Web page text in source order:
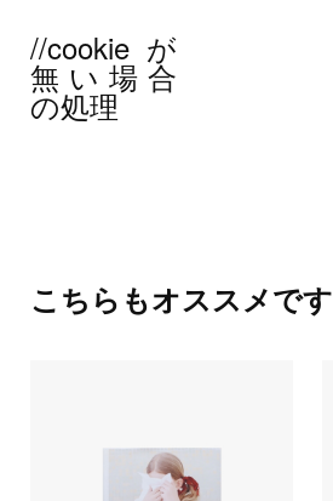
//cookieが
無い場合
の処理
こちらもオススメです